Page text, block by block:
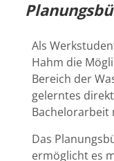
Als
Hahm die
Bereich der
gelerntes
Bachelorarbeit
Das
ermöglicht es